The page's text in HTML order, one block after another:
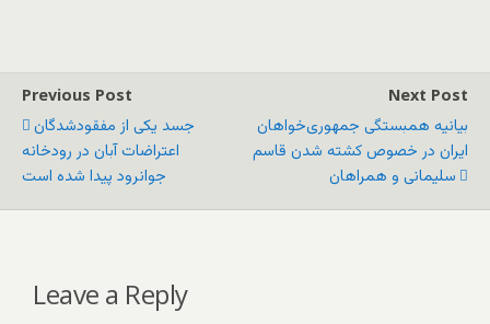
Previous Post
جسد یکی از مفقودشدگان
اعتراضات آبان در رودخانه
جوانرود پیدا شده است
Next Post
بیانیه همبستگی جمهوری‌خواهان
ایران در خصوص کشته شدن قاسم
سلیمانی و همراهان
Leave a Reply